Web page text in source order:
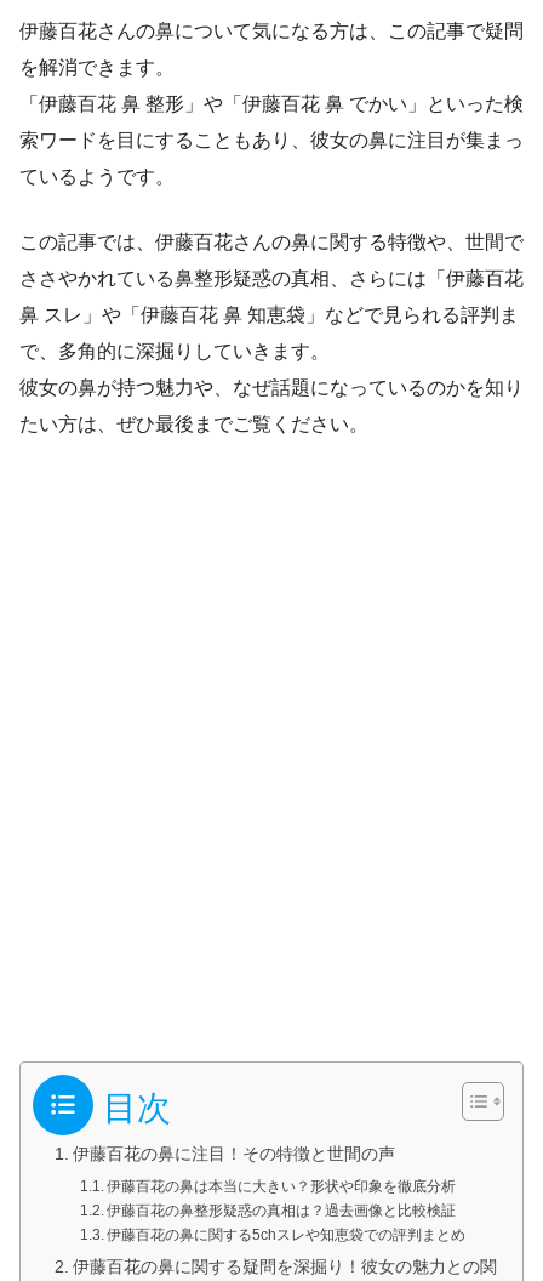
伊藤百花さんの鼻について気になる方は、この記事で疑問
を解消できます。
「伊藤百花 鼻 整形」や「伊藤百花 鼻 でかい」といった検
索ワードを目にすることもあり、彼女の鼻に注目が集まっ
ているようです。
この記事では、伊藤百花さんの鼻に関する特徴や、世間で
ささやかれている鼻整形疑惑の真相、さらには「伊藤百花
鼻 スレ」や「伊藤百花 鼻 知恵袋」などで見られる評判ま
で、多角的に深掘りしていきます。
彼女の鼻が持つ魅力や、なぜ話題になっているのかを知り
たい方は、ぜひ最後までご覧ください。
目次
伊藤百花の鼻に注目！その特徴と世間の声
伊藤百花の鼻は本当に大きい？形状や印象を徹底分析
伊藤百花の鼻整形疑惑の真相は？過去画像と比較検証
伊藤百花の鼻に関する5chスレや知恵袋での評判まとめ
伊藤百花の鼻に関する疑問を深掘り！彼女の魅力との関